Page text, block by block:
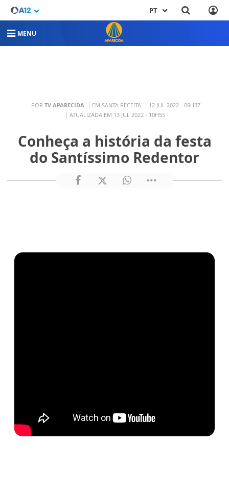
PT
MENU
POR TV APARECIDA EM SANTA RECEITA
12 JUL 2022 - 09H37
ATUALIZADA EM 13 JUL 2022 - 10H55
Conheça a história da festa
do Santíssimo Redentor